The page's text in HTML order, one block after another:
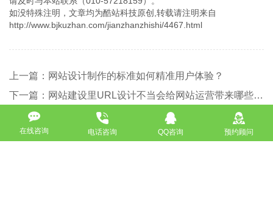
如没特殊注明，文章均为酷站科技原创,转载请注明来自
http://www.bjkuzhan.com/jianzhanzhishi/4467.html
上一篇：网站设计制作的标准如何精准用户体验？
下一篇：网站建设里URL设计不当会给网站运营带来哪些负面影响？
在线咨询 电话咨询 QQ咨询 预约顾问